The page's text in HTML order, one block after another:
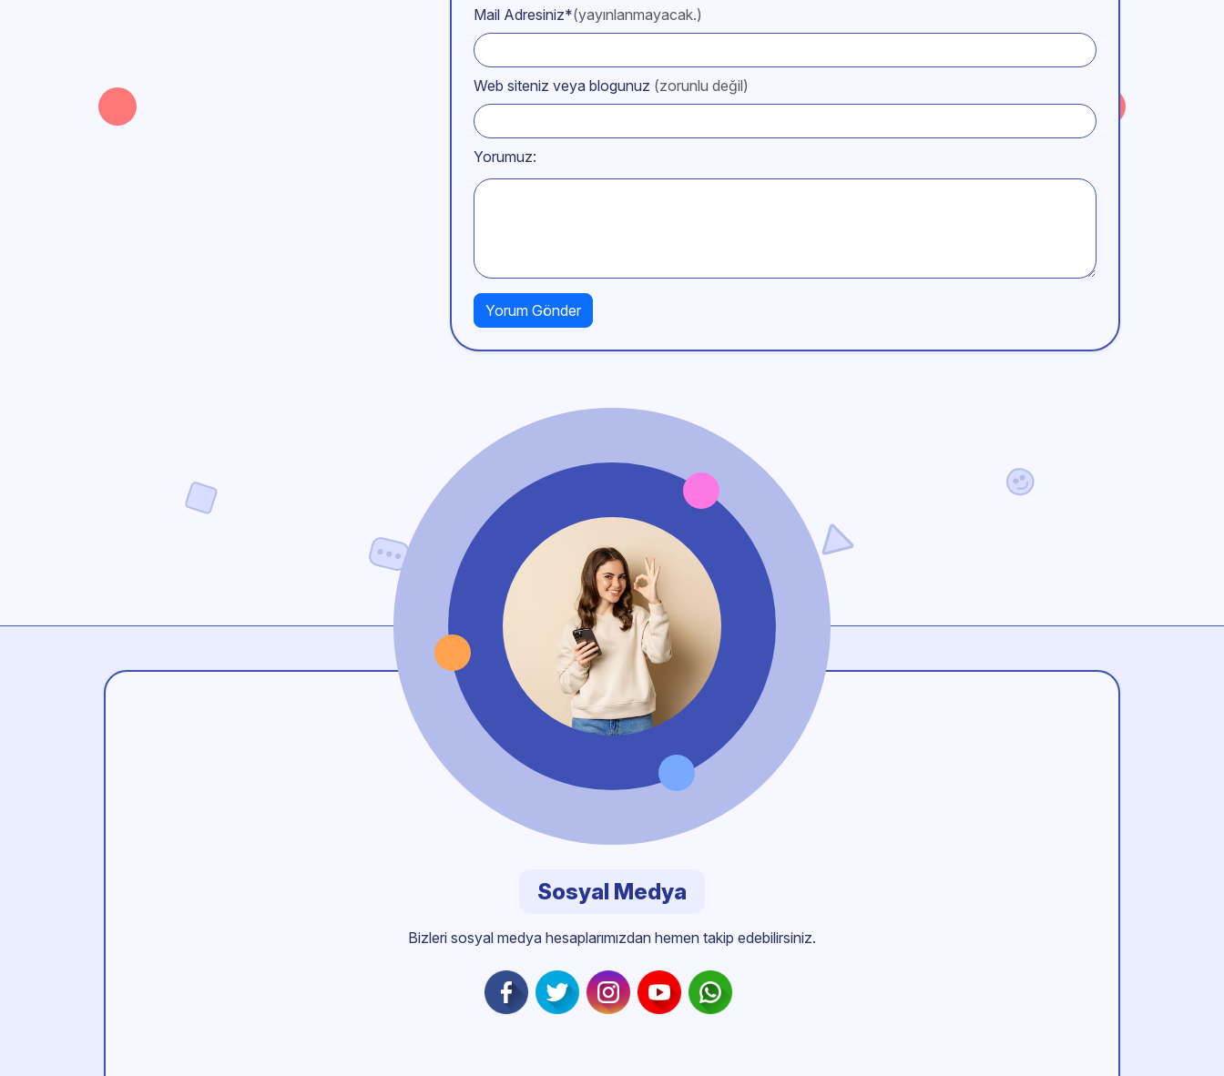
Mail Adresiniz*(yayınlanmayacak.)
Web siteniz veya blogunuz (zorunlu değil)
Yorumuz:
Sosyal Medya
Bizleri sosyal medya hesaplarımızdan hemen takip edebilirsiniz.